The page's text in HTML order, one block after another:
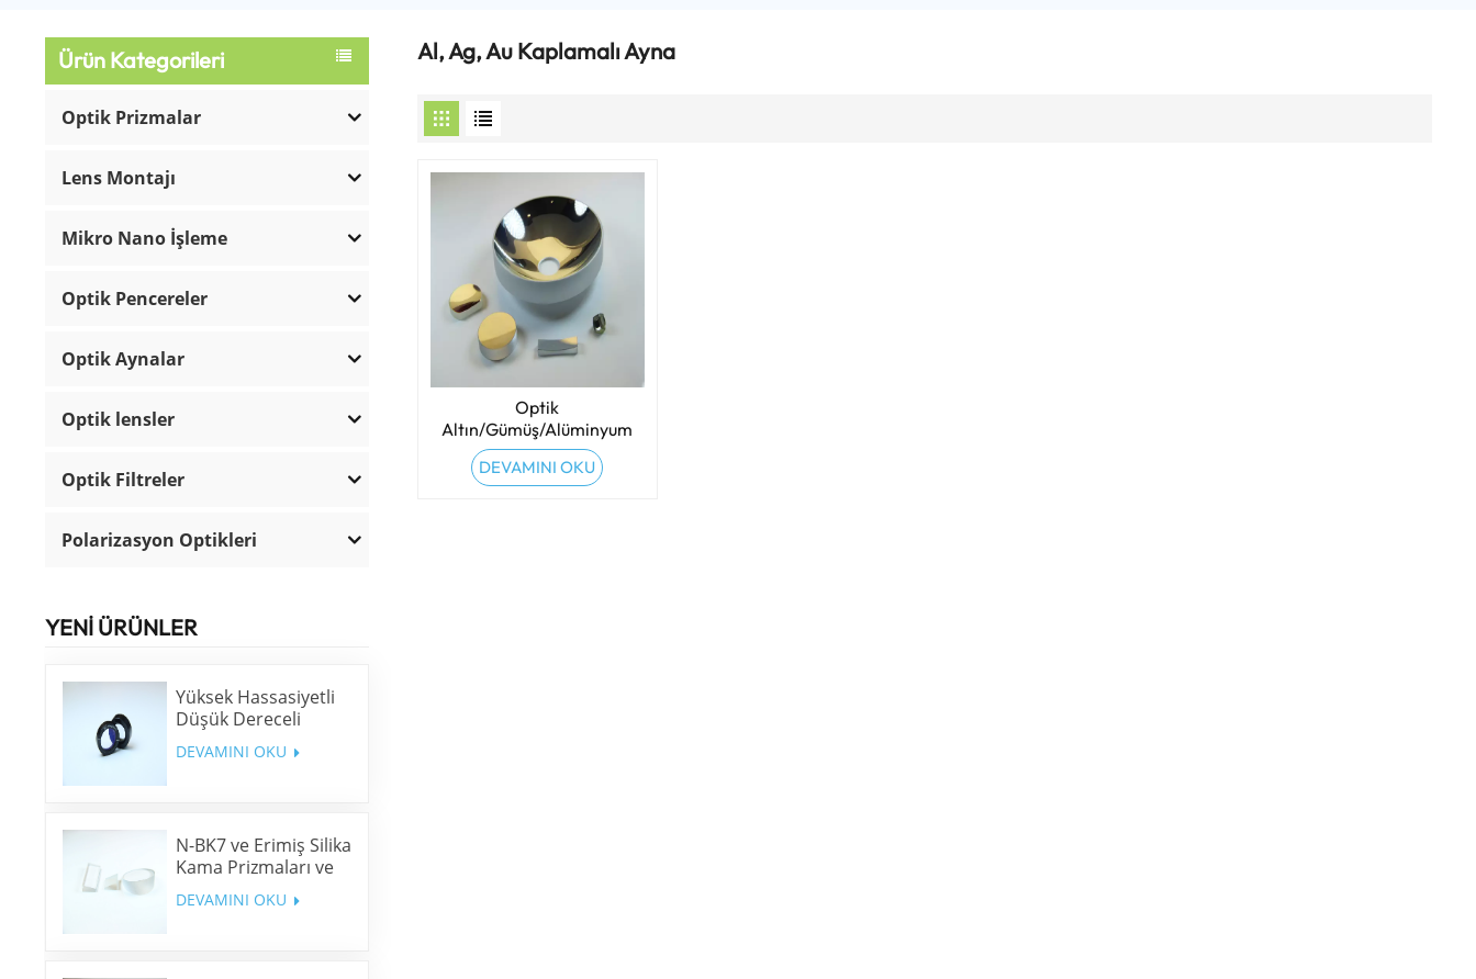
Ürün Kategorileri
Optik Prizmalar
Lens Montajı
Mikro Nano İşleme
Optik Pencereler
Optik Aynalar
Optik lensler
Optik Filtreler
Polarizasyon Optikleri
YENİ ÜRÜNLER
Yüksek Hassasiyetli
Düşük Dereceli
Dalga Plakası
DEVAMINI OKU
N-BK7 ve Erimiş Silika
Kama Prizmaları ve
Kama Pencereleri
DEVAMINI OKU
Al, Ag, Au Kaplamalı Ayna
Optik
Altın/Gümüş/Alüminyum
Kaplamalı Aynalar
DEVAMINI OKU